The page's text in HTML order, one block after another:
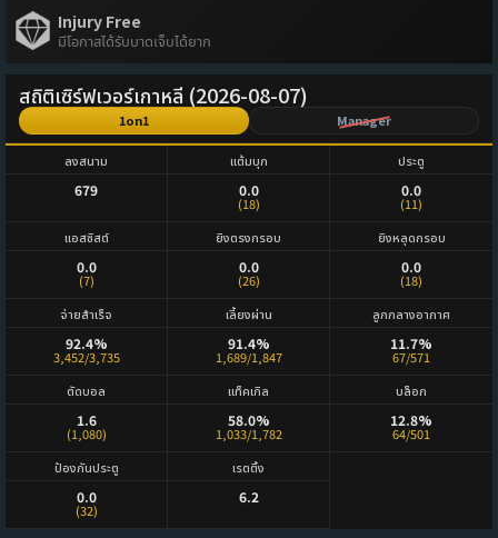
Injury Free
มีโอกาสได้รับบาดเจ็บได้ยาก
สถิติเซิร์ฟเวอร์เกาหลี (2026-08-07)
1on1 Manager
ลงสนาม
679
แต้มบุก
0.0
(18)
ประตู
0.0
(11)
แอสซิสต์
0.0
(7)
ยิงตรงกรอบ
0.0
(26)
ยิงหลุดกรอบ
0.0
(18)
จ่ายสำเร็จ
92.4%
3,452/3,735
เลี้ยงผ่าน
91.4%
1,689/1,847
ลูกกลางอากาศ
11.7%
67/571
ตัดบอล
1.6
(1,080)
แท็คเกิล
58.0%
1,033/1,782
บล็อก
12.8%
64/501
ป้องกันประตู
0.0
(32)
เรตติ้ง
6.2